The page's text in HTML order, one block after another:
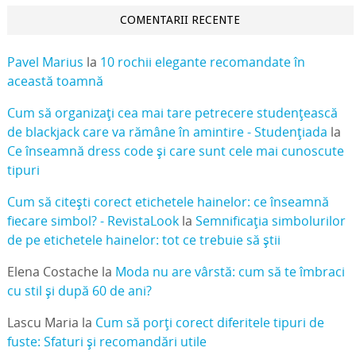
COMENTARII RECENTE
Pavel Marius la 10 rochii elegante recomandate în
această toamnă
Cum să organizați cea mai tare petrecere studențească
de blackjack care va rămâne în amintire - Studențiada la
Ce înseamnă dress code și care sunt cele mai cunoscute
tipuri
Cum să citești corect etichetele hainelor: ce înseamnă
fiecare simbol? - RevistaLookla Semnificația simbolurilor
de pe etichetele hainelor: tot ce trebuie să știi
Elena Costachela Moda nu are vârstă: cum să te îmbraci
cu stil și după 60 de ani?
Lascu Maria la Cum să porți corect diferitele tipuri de
fuste: Sfaturi și recomandări utile